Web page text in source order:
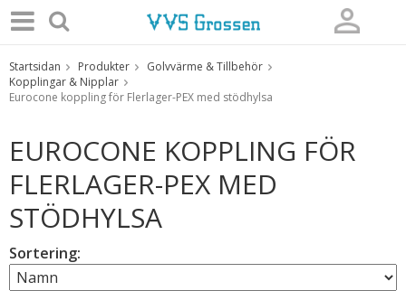
Produkten har blivit tillagd i varukorgen
Startsidan Produkter
Golvvärme & Tillbehör
Kopplingar & Nipplar
Eurocone koppling för Flerlager-PEX med stödhylsa
EUROCONE KOPPLING FÖR
FLERLAGER-PEX MED
STÖDHYLSA
Sortering: